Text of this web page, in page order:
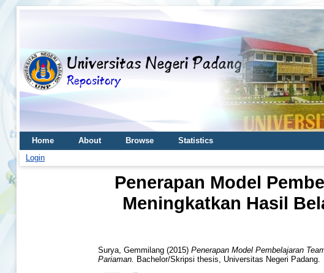
Home About Browse
Statistics
Login
Penerapan Model
Meningkatkan Hasil
Surya, Gemmilang (2015) Penerapan Model Pembelajaran
Pariaman.
Bachelor/Skripsi thesis, Universitas Negeri Padang.